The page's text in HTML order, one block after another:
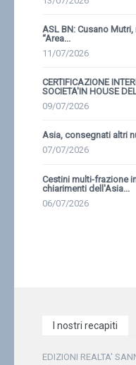
ASL BN: Cusano
“Area...
11/07/2026
CERTIFICAZIONE
SOCIETA'IN HOUSE
09/07/2026
Asia, consegnati altri
07/07/2026
Cestini multi-frazione
chiarimenti dell'Asia...
06/07/2026
I nostri recapiti
EDIZIONI REALTA'